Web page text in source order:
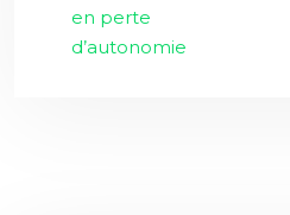
en perte
d’autonomie